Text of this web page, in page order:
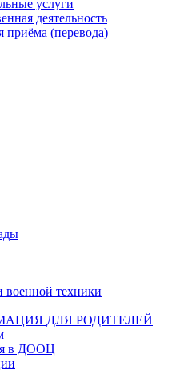
услуги
деятельность
приёма (перевода)
военной техники
ДЛЯ РОДИТЕЛЕЙ
в ДООЦ